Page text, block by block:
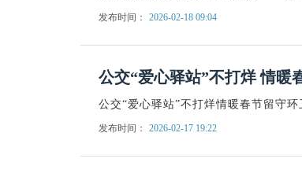
发布时间： 2026-02-18 09:04
公交“爱心驿站”不打烊 情暖
公交“爱心驿站”不打烊情暖春节留守环
发布时间： 2026-02-17 19:22